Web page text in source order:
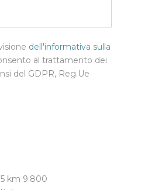
dell'informativa sulla
al trattamento dei
del GDPR, Reg.Ue
km 9.800